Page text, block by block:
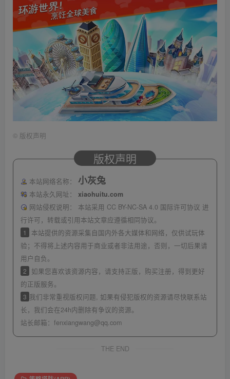
© 版权声明
版权声明
本站网络名称： 小灰兔
本站永久网址：
xiaohuitu.com
网站侵权说明：
本站采用 CC BY-NC-SA 4.0 国际许可协议 进
行许可，转载或引用本站文章应遵循相同协议。
1
本站提供的资源采集自国内外各大媒体和网络，仅供试玩体
验；不得将上述内容用于商业或者非法用途，否则，一切后果请
用户自负。
2
如果您喜欢该资源内容，请支持正版，购买注册，得到更好
的正版服务。
3 我们非常重视版权问题, 如果有侵犯版权的资源请尽快联系站
长，我们会在24h内删除有争议的资源。
站长邮箱： fenxiangwang@qq.com
THE END